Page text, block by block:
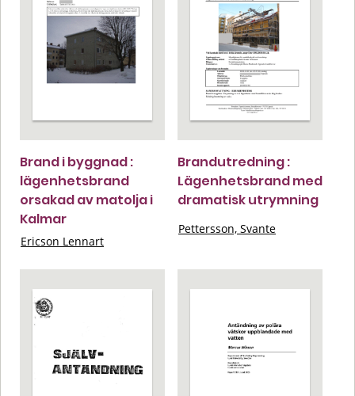
Brand i byggnad :
lägenhetsbrand
orsakad av matolja i
Kalmar
Ericson Lennart
Brandutredning :
Lägenhetsbrand med
dramatisk utrymning
Pettersson, Svante